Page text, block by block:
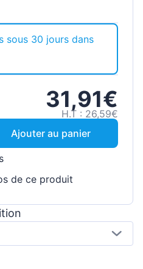
sous 30 jours dans
31,91€
H.T : 26,59€
Ajouter au panier
de ce produit